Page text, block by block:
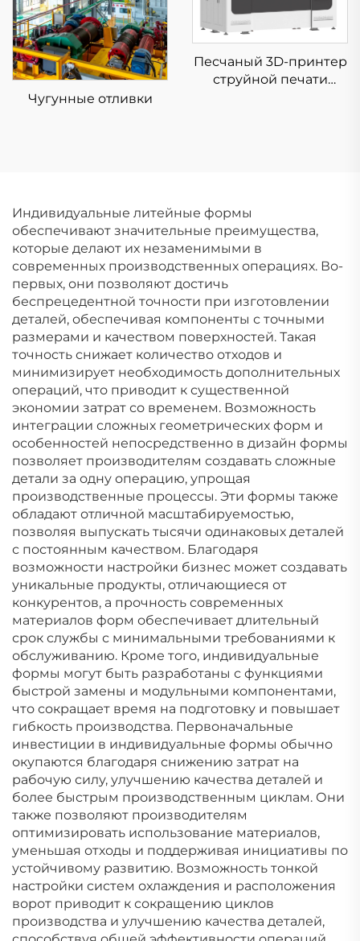
Чугунные отливки
Песчаный 3D-принтер
струйной печати
Индивидуальные литейные формы
обеспечивают значительные преимущества,
которые делают их незаменимыми в
современных производственных операциях. Во-
первых, они позволяют достичь
беспрецедентной точности при изготовлении
деталей, обеспечивая компоненты с точными
размерами и качеством поверхностей. Такая
точность снижает количество отходов и
минимизирует необходимость дополнительных
операций, что приводит к существенной
экономии затрат со временем. Возможность
интеграции сложных геометрических форм и
особенностей непосредственно в дизайн формы
позволяет производителям создавать сложные
детали за одну операцию, упрощая
производственные процессы. Эти формы также
обладают отличной масштабируемостью,
позволяя выпускать тысячи одинаковых деталей
с постоянным качеством. Благодаря
возможности настройки бизнес может создавать
уникальные продукты, отличающиеся от
конкурентов, а прочность современных
материалов форм обеспечивает длительный
срок службы с минимальными требованиями к
обслуживанию. Кроме того, индивидуальные
формы могут быть разработаны с функциями
быстрой замены и модульными компонентами,
что сокращает время на подготовку и повышает
гибкость производства. Первоначальные
инвестиции в индивидуальные формы обычно
окупаются благодаря снижению затрат на
рабочую силу, улучшению качества деталей и
более быстрым производственным циклам. Они
также позволяют производителям
оптимизировать использование материалов,
уменьшая отходы и поддерживая инициативы по
устойчивому развитию. Возможность тонкой
настройки систем охлаждения и расположения
ворот приводит к сокращению циклов
производства и улучшению качества деталей,